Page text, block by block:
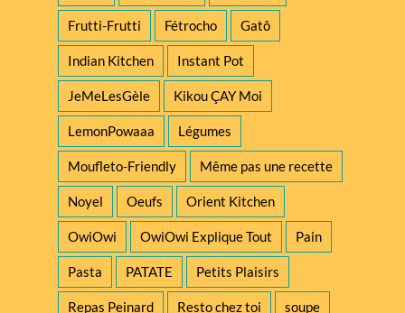
Frutti-Frutti Fétrocho Gatô
Indian Kitchen Instant Pot
JeMeLesGèle Kikou ÇAY Moi
LemonPowaaa Légumes
Moufleto-Friendly Même pas une recette
Noyel Oeufs Orient Kitchen
OwiOwi OwiOwi Explique Tout Pain
Pasta PATATE Petits Plaisirs
Repas Peinard Resto chez toi soupe